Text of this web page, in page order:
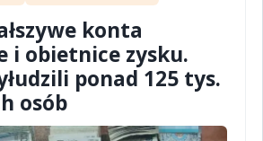
konta
i obietnice zysku.
ponad 125 tys.
osób